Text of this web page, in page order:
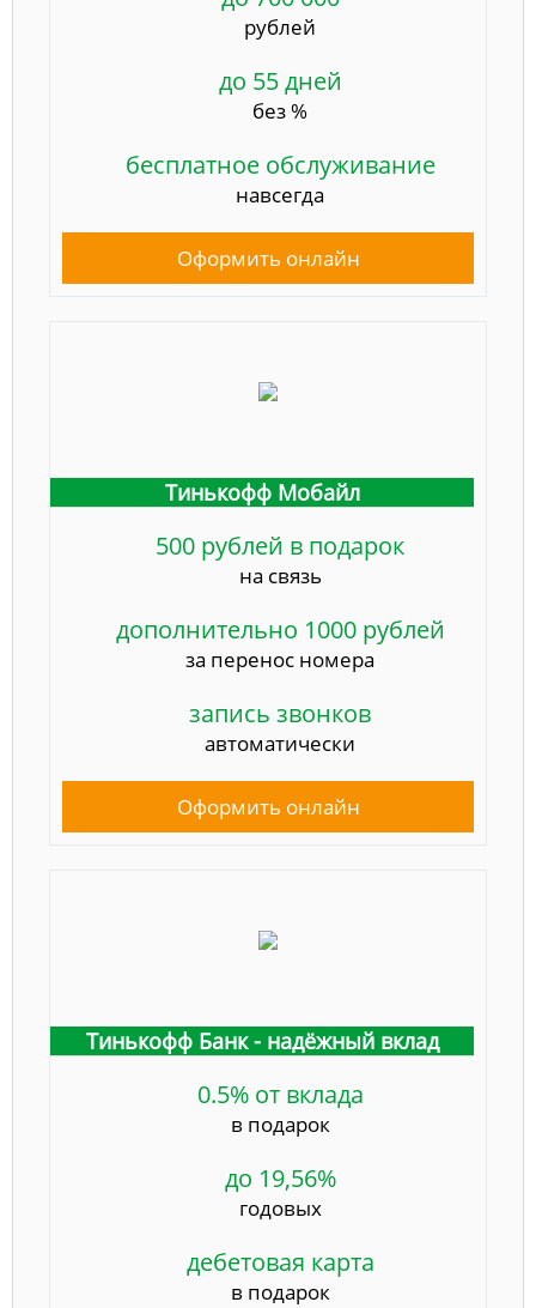
рублей
до 55 дней
без %
бесплатное обслуживание
навсегда
Оформить онлайн
Тинькофф Мобайл
500 рублей в подарок
на связь
дополнительно 1000 рублей
за перенос номера
запись звонков
автоматически
Оформить онлайн
Тинькофф Банк - надёжный вклад
0.5% от вклада
в подарок
до 19,56%
годовых
дебетовая карта
в подарок